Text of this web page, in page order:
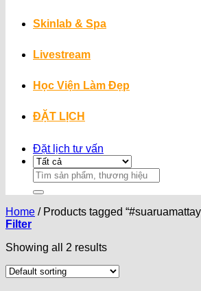
Skinlab & Spa
Livestream
Học Viện Làm Đẹp
ĐẶT LỊCH
Đặt lịch tư vấn
Search
for:
Home /Products tagged
Filter
Showing all 2 results